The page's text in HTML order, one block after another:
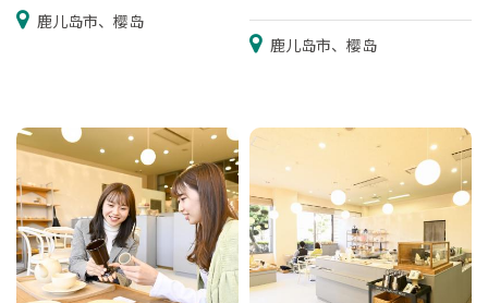
鹿儿岛市、樱岛
鹿儿岛市、樱岛